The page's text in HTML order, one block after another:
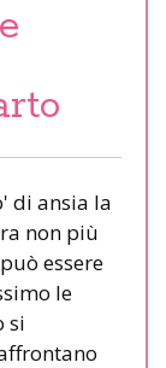
di ansia la
non più
essere
le
si